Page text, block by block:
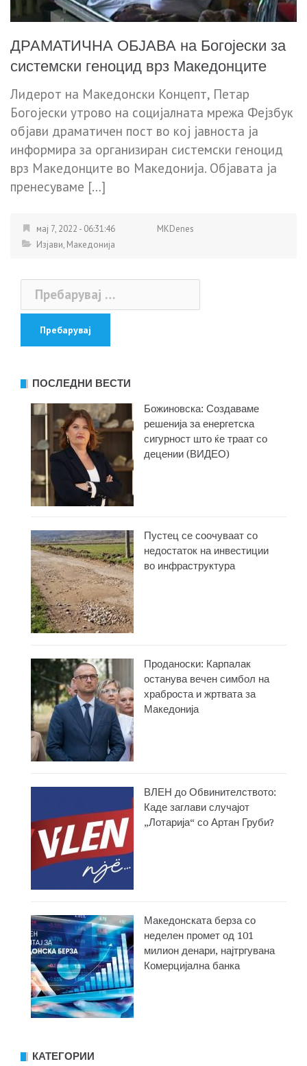
ДРАМАТИЧНА ОБЈАВА на Богојески за
системски геноцид врз Македонците
Лидерот на Македонски Концепт, Петар
Богојески утрово на социјалната мрежа Фејзбук
објави драматичен пост во кој јавноста ја
информира за организиран системски геноцид
врз Македонците во Македонија. Објавата ја
пренесуваме […]
мај 7, 2022 - 06:31:46
MKDenes
Изјави, Македонија
Пребарувај
за:
ПОСЛЕДНИ ВЕСТИ
Божиновска: Создаваме
решенија за енергетска
сигурност што ќе траат со
децении (ВИДЕО)
Пустец се соочуваат со
недостаток на инвестиции
во инфраструктура
Проданоски: Карпалак
останува вечен симбол на
храброста и жртвата за
Македонија
ВЛЕН до Обвинителството:
Каде заглави случајот
„Лотарија“ со Артан Груби?
Македонската берза со
неделен промет од 101
милион денари, најтргувана
Комерцијална банка
КАТЕГОРИИ